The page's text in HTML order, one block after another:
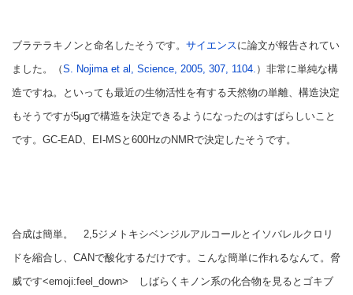
ブラテラキノンと命名したそうです。 サイエンスに論文が報告されてい
ました。（S. Nojima et al, Science, 2005, 307, 1104. ）非常に単純な構
造ですね。といっても最近の生物活性を有する天然物の単離、構造決定
もそうですが5μgで構造を決定できるようになったのはすばらしいこと
です。GC-EAD、EI-MSと600HzのNMRで決定したそうです。
合成は簡単。 2,5ジメトキシベンジルアルコールとイソバレルクロリ
ドを縮合し、CANで酸化するだけです。こんな簡単に作れるなんて。脅
威です<emoji:feel_down> しばらくキノン系の化合物を見るとゴキブ